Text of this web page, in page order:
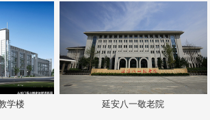
学楼 延安八一敬老院